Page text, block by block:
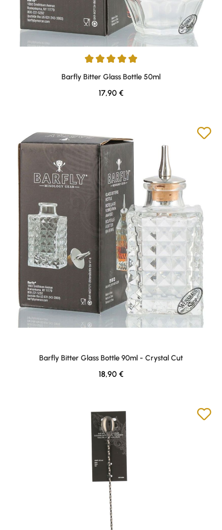
Durchschnittliche Bewertung von 5 von 5 Sternen
Barfly Bitter Glass Bottle 50ml
Regulärer Preis:
17,90 €
Barfly Bitter Glass Bottle 90ml - Crystal Cut
Regulärer Preis:
18,90 €